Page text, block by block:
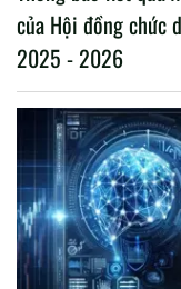
của Hội đồng chức
2025 - 2026